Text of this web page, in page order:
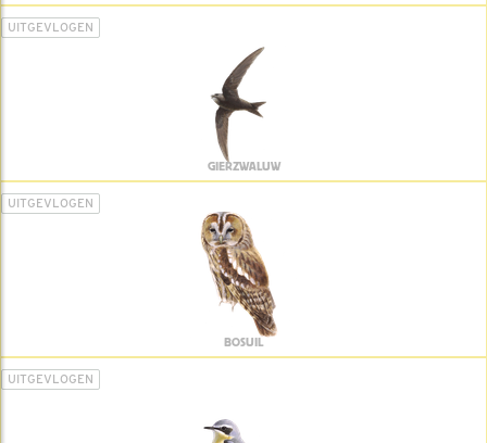
UITGEVLOGEN
GIERZWALUW
UITGEVLOGEN
BOSUIL
UITGEVLOGEN